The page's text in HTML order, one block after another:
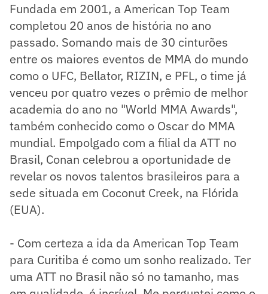
Fundada em 2001, a American Top Team
completou 20 anos de história no ano
passado. Somando mais de 30 cinturões
entre os maiores eventos de MMA do mundo
como o UFC, Bellator, RIZIN, e PFL, o time já
venceu por quatro vezes o prêmio de melhor
academia do ano no "World MMA Awards",
também conhecido como o Oscar do MMA
mundial. Empolgado com a filial da ATT no
Brasil, Conan celebrou a oportunidade de
revelar os novos talentos brasileiros para a
sede situada em Coconut Creek, na Flórida
(EUA).
- Com certeza a ida da American Top Team
para Curitiba é como um sonho realizado. Ter
uma ATT no Brasil não só no tamanho, mas